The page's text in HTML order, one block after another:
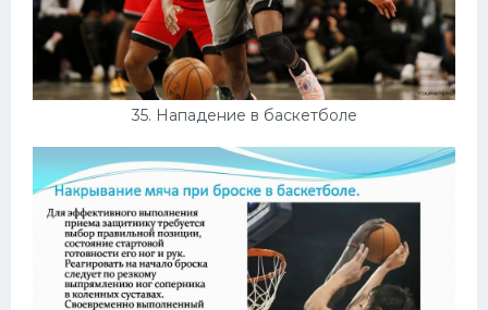
35. Нападение в баскетболе